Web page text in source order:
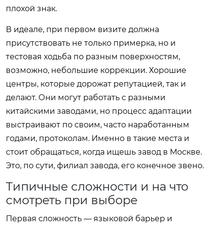
плохой знак.
В идеале, при первом визите должна
присутствовать не только примерка, но и
тестовая ходьба по разным поверхностям,
возможно, небольшие коррекции. Хорошие
центры, которые дорожат репутацией, так и
делают. Они могут работать с разными
китайскими заводами, но процесс адаптации
выстраивают по своим, часто наработанным
годами, протоколам. Именно в такие места и
стоит обращаться, когда ищешь завод в Москве.
Это, по сути, филиал завода, его конечное звено.
Типичные сложности и на что
смотреть при выборе
Первая сложность — языковой барьер и